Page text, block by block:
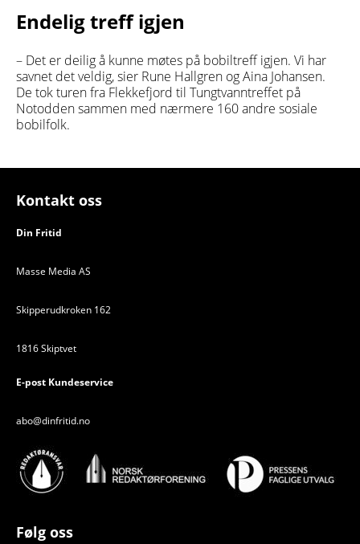
Endelig treff igjen
– Det er deilig å kunne møtes på bobiltreff igjen. Vi har
savnet det veldig, sier Rune Hallgren og Aina Johansen.
De tok turen fra Flekkefjord til Tungtvanntreffet på
Notodden sammen med nærmere 160 andre sosiale
bobilfolk.
Kontakt oss
Din Fritid
Masse Media AS
Skipperudkroken 162
1816 Skiptvet
E-post Kundeservice
abo@dinfritid.no
Følg oss